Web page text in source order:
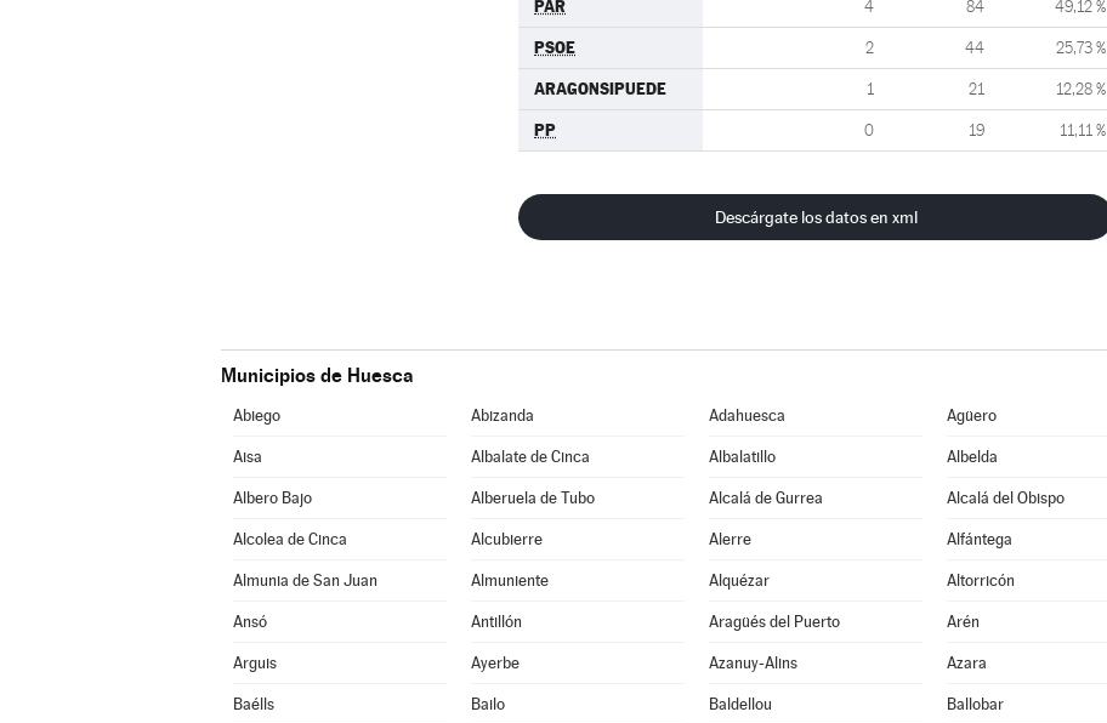
PAR 4 84 49,12 %
PSOE 2 44 25,73 %
ARAGONSIPUEDE 1 21 12,28 %
PP 0 19 11,11 %
Descárgate los datos en xml
Municipios de Huesca
Abiego Abizanda Adahuesca Agüero
Aisa Albalate de Cinca Albalatillo Albelda
Albero Bajo Alberuela de Tubo Alcalá de Gurrea Alcalá del Obispo
Alcolea de Cinca Alcubierre Alerre Alfántega
Almunia de San Juan Almuniente Alquézar Altorricón
Ansó Antillón Aragüés del Puerto Arén
Arguis Ayerbe Azanuy-Alins Azara
Baélls Bailo Baldellou Ballobar